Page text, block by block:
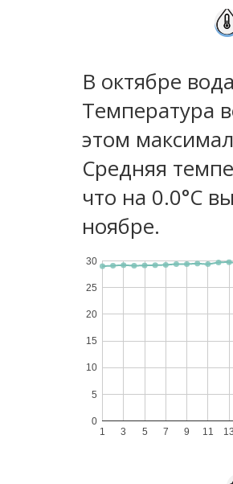
В октябре
Температура
этом
Средняя
что на 0.0°C
ноябре.
1 3 5 7 9 11
0
5
10
15
20
25
30